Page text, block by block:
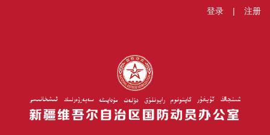
登录 | 注册